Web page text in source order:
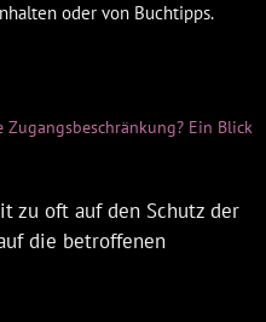
oder von Buchtipps.
Zugangsbeschränkung? Ein Blick
zu oft auf den Schutz der
die betroffenen